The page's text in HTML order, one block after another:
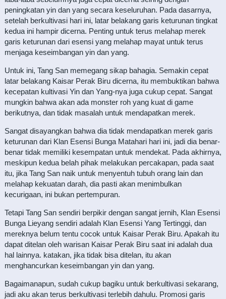
peningkatan yin dan yang secara keseluruhan. Pada dasarnya,
setelah berkultivasi hari ini, latar belakang garis keturunan tingkat
kedua ini hampir dicerna. Penting untuk terus melahap merek
garis keturunan dari esensi yang melahap mayat untuk terus
menjaga keseimbangan yin dan yang.
Untuk ini, Tang San memegang sikap bahagia. Semakin cepat
latar belakang Kaisar Perak Biru dicerna, itu membuktikan bahwa
kecepatan kultivasi Yin dan Yang-nya juga cukup cepat. Sangat
mungkin bahwa akan ada monster roh yang kuat di game
berikutnya, dan tidak masalah untuk mendapatkan merek.
Sangat disayangkan bahwa dia tidak mendapatkan merek garis
keturunan dari Klan Esensi Bunga Matahari hari ini, jadi dia benar-
benar tidak memiliki kesempatan untuk mendekat. Pada akhirnya,
meskipun kedua belah pihak melakukan percakapan, pada saat
itu, jika Tang San naik untuk menyentuh tubuh orang lain dan
melahap kekuatan darah, dia pasti akan menimbulkan
kecurigaan, ini bukan pertempuran.
Tetapi Tang San sendiri berpikir dengan sangat jernih, Klan Esensi
Bunga Lieyang sendiri adalah Klan Esensi Yang Tertinggi, dan
mereknya belum tentu cocok untuk Kaisar Perak Biru. Apakah itu
dapat ditelan oleh warisan Kaisar Perak Biru saat ini adalah dua
hal lainnya. katakan, jika tidak bisa ditelan, itu akan
menghancurkan keseimbangan yin dan yang.
Bagaimanapun, sudah cukup bagiku untuk berkultivasi sekarang,
jadi aku akan terus berkultivasi terlebih dahulu. Promosi garis